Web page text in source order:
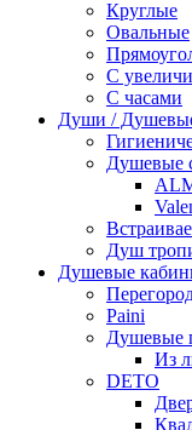
Круглые
Овальные
С
С часами
Души /
Душевые
Душ
Душевые
Paini
Душевые
Из
DETO